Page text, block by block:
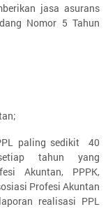
jasa asurans
Nomor 5 Tahun
paling sedikit 40
tahun yang
Akuntan, PPPK,
Profesi Akuntan
realisasi PPL